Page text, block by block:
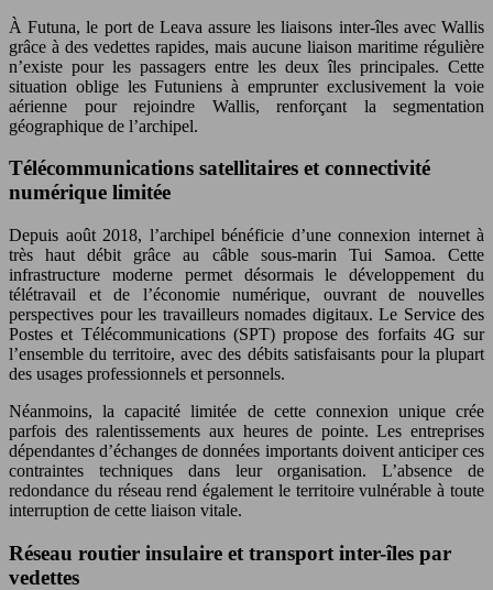
À Futuna, le port de Leava assure les liaisons inter-îles avec Wallis
grâce à des vedettes rapides, mais aucune liaison maritime régulière
n’existe pour les passagers entre les deux îles principales. Cette
situation oblige les Futuniens à emprunter exclusivement la voie
aérienne pour rejoindre Wallis, renforçant la segmentation
géographique de l’archipel.
Télécommunications satellitaires et connectivité
numérique limitée
Depuis août 2018, l’archipel bénéficie d’une connexion internet à
très haut débit grâce au câble sous-marin Tui Samoa. Cette
infrastructure moderne permet désormais le développement du
télétravail et de l’économie numérique, ouvrant de nouvelles
perspectives pour les travailleurs nomades digitaux. Le Service des
Postes et Télécommunications (SPT) propose des forfaits 4G sur
l’ensemble du territoire, avec des débits satisfaisants pour la plupart
des usages professionnels et personnels.
Néanmoins, la capacité limitée de cette connexion unique crée
parfois des ralentissements aux heures de pointe. Les entreprises
dépendantes d’échanges de données importants doivent anticiper ces
contraintes techniques dans leur organisation. L’absence de
redondance du réseau rend également le territoire vulnérable à toute
interruption de cette liaison vitale.
Réseau routier insulaire et transport inter-îles par
vedettes